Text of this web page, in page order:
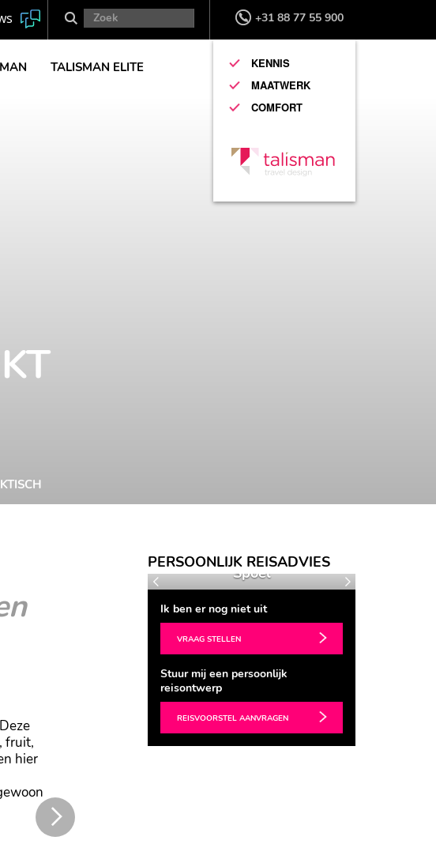
+31 88 77 55 900
KENNIS
MAATWERK
COMFORT
TALISMAN ELITE
fruit,
hier
PERSOONLIJK REISADVIES
Ingrid van der
Spoel
Vorige Volgende
Ik ben er nog niet uit
VRAAG STELLEN
Stuur mij een persoonlijk
reisontwerp
REISVOORSTEL AANVRAGEN